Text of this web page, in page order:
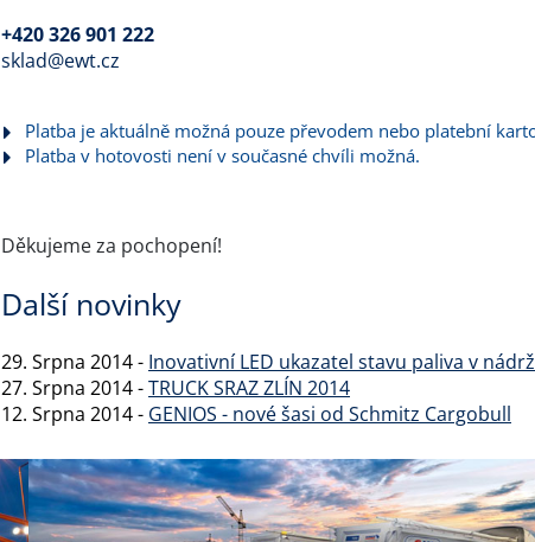
+420 326 901 222
sklad@ewt.cz
Platba je aktuálně možná pouze převodem nebo platební
Platba v hotovosti není v současné chvíli možná.
Děkujeme za pochopení!
Další novinky
29. Srpna 2014 - Inovativní LED ukazatel stavu paliva v
27. Srpna 2014 -TRUCK SRAZ ZLÍN 2014
12. Srpna 2014 - GENIOS - nové šasi od Schmitz Cargobull